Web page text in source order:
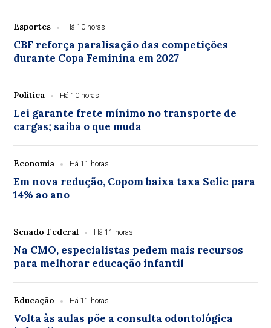
Esportes Há 10 horas
CBF reforça paralisação das competições
durante Copa Feminina em 2027
Política Há 10 horas
Lei garante frete mínimo no transporte de
cargas; saiba o que muda
Economia Há 11 horas
Em nova redução, Copom baixa taxa Selic para
14% ao ano
Senado Federal Há 11 horas
Na CMO, especialistas pedem mais recursos
para melhorar educação infantil
Educação Há 11 horas
Volta às aulas põe a consulta odontológica